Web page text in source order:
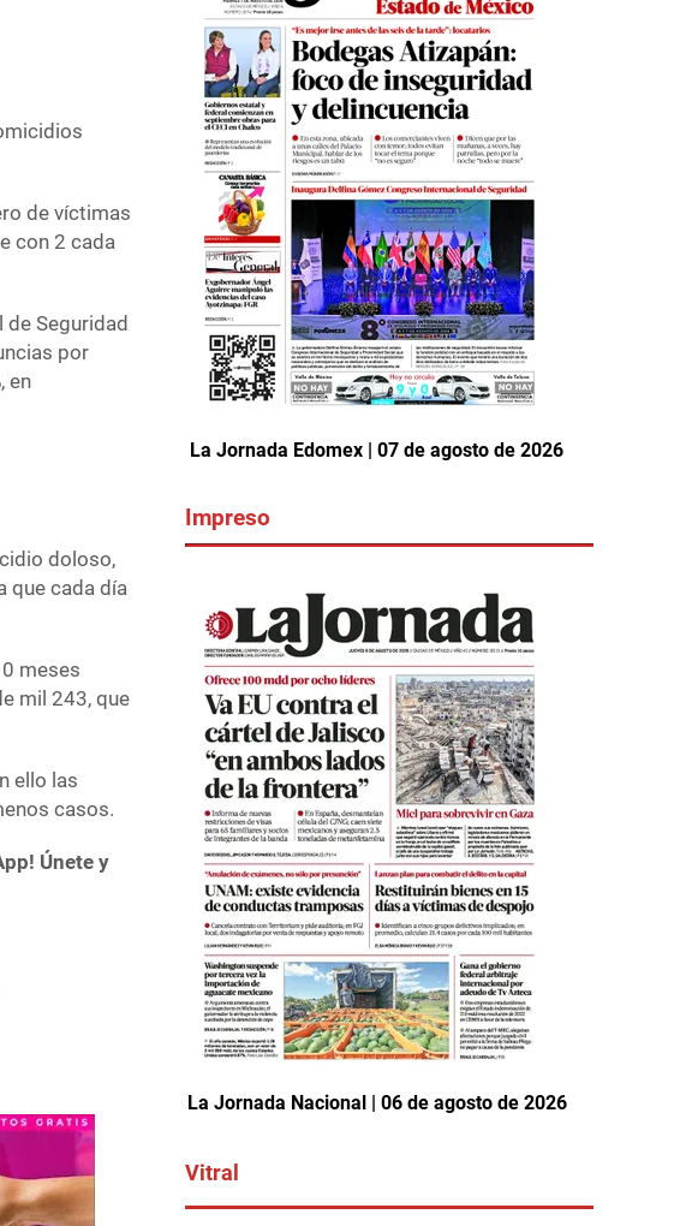
de víctimas
con 2 cada
Seguridad
por
en
doloso,
que cada día
meses
mil 243, que
ello las
casos.
Únete y
La Jornada Edomex | 07 de agosto de 2026
Impreso
La Jornada Nacional | 06 de agosto de 2026
Vitral